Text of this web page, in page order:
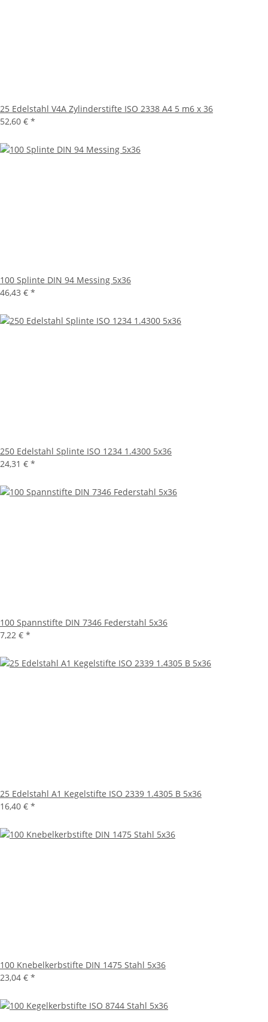
25 Edelstahl V4A Zylinderstifte ISO 2338 A4 5 m6 x 36
52,60 € *
100 Splinte DIN 94 Messing 5x36
46,43 € *
250 Edelstahl Splinte ISO 1234 1.4300 5x36
24,31 € *
100 Spannstifte DIN 7346 Federstahl 5x36
7,22 € *
25 Edelstahl A1 Kegelstifte ISO 2339 1.4305 B 5x36
16,40 € *
100 Knebelkerbstifte DIN 1475 Stahl 5x36
23,04 € *